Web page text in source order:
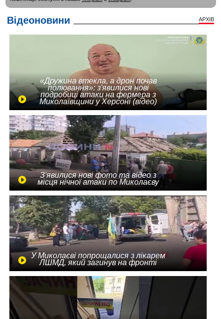
Відеоновини АРХІВ
«Дружина втекла, а дрон почав
полювання»: з'явилися нові
подробиці атаки на фермера з
Миколаївщини у Херсоні (відео)
З'явилися нові фото та відео з
місця нічної атаки по Миколаєву
У Миколаєві попрощалися з лікарем
ЛШМД, який загинув на фронті